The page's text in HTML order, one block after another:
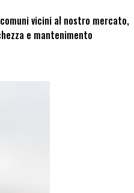
vicini al nostro mercato,
e mantenimento